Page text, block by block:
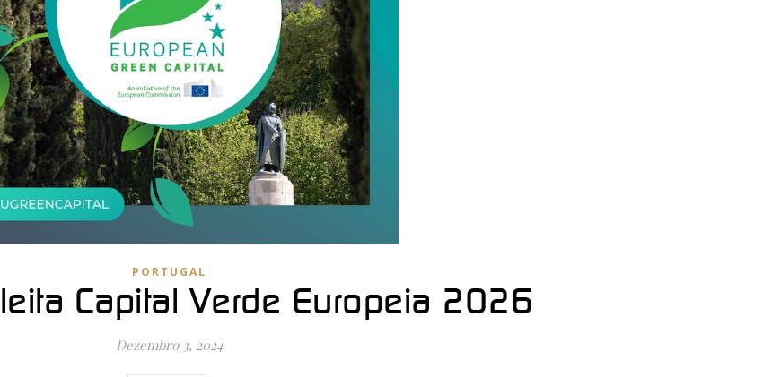
PORTUGAL
Capital Verde Europeia 2026
Dezembro 3, 2024